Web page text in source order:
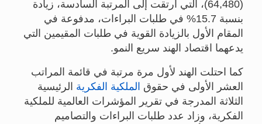
(64,480)، التي ارتقت إلى المرتبة السادسة، زيادة
بنسبة 15.7% في طلبات البراءات، مدفوعة في
المقام الأول بالزيادة القوية في طلبات المقيمين التي
يدعهما اقتصاد الهند سريع النمو.
كما احتلت الهند لأول مرة مرتبة في قائمة المراتب
العشر الأولى في حقوق الملكية الفكرية الرئيسية
الثلاثة المدرجة في تقرير المؤشرات العالمية للملكية
الفكرية، وزاد عدد طلبات البراءات والتصاميم